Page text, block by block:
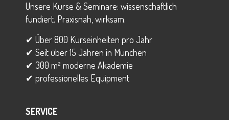
Unsere Kurse & Seminare: wissenschaftlich
fundiert. Praxisnah, wirksam.
✔ Über 800 Kurseinheiten pro Jahr
✔ Seit über 15 Jahren in München
✔ 300 m² moderne Akademie
✔ professionelles Equipment
SERVICE